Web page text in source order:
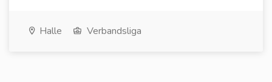
Halle Verbandsliga